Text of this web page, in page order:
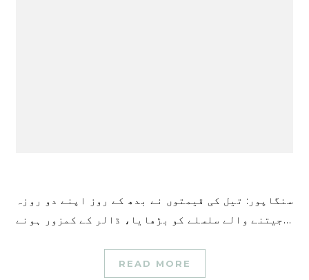
سنگاپور: تیل کی قیمتوں نے بدھ کے روز اپنے دو روزہ
جیتنے والے سلسلے کو بڑھایا، ڈالر کے کمزور ہونے…
READ MORE